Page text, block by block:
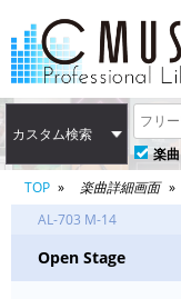
カスタム検索
楽曲
TOP
楽曲詳細画面
AL-703 M-14
Open Stage